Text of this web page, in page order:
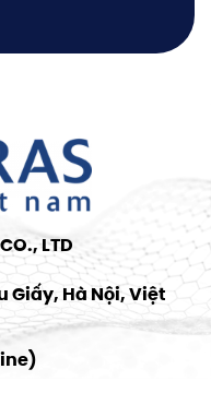
LTD
Giấy, Hà Nội, Việt